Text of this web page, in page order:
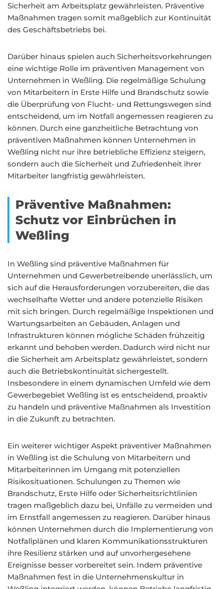
Sicherheit am Arbeitsplatz gewährleisten. Präventive
Maßnahmen tragen somit maßgeblich zur Kontinuität
des Geschäftsbetriebs bei.
Darüber hinaus spielen auch Sicherheitsvorkehrungen
eine wichtige Rolle im präventiven Management von
Unternehmen in Weßling. Die regelmäßige Schulung
von Mitarbeitern in Erste Hilfe und Brandschutz sowie
die Überprüfung von Flucht- und Rettungswegen sind
entscheidend, um im Notfall angemessen reagieren zu
können. Durch eine ganzheitliche Betrachtung von
präventiven Maßnahmen können Unternehmen in
Weßling nicht nur ihre betriebliche Effizienz steigern,
sondern auch die Sicherheit und Zufriedenheit ihrer
Mitarbeiter langfristig gewährleisten.
Präventive Maßnahmen:
Schutz vor Einbrüchen in
Weßling
In Weßling sind präventive Maßnahmen für
Unternehmen und Gewerbetreibende unerlässlich, um
sich auf die Herausforderungen vorzubereiten, die das
wechselhafte Wetter und andere potenzielle Risiken
mit sich bringen. Durch regelmäßige Inspektionen und
Wartungsarbeiten an Gebäuden, Anlagen und
Infrastrukturen können mögliche Schäden frühzeitig
erkannt und behoben werden. Dadurch wird nicht nur
die Sicherheit am Arbeitsplatz gewährleistet, sondern
auch die Betriebskontinuität sichergestellt.
Insbesondere in einem dynamischen Umfeld wie dem
Gewerbegebiet Weßling ist es entscheidend, proaktiv
zu handeln und präventive Maßnahmen als Investition
in die Zukunft zu betrachten.
Ein weiterer wichtiger Aspekt präventiver Maßnahmen
in Weßling ist die Schulung von Mitarbeitern und
Mitarbeiterinnen im Umgang mit potenziellen
Risikosituationen. Schulungen zu Themen wie
Brandschutz, Erste Hilfe oder Sicherheitsrichtlinien
tragen maßgeblich dazu bei, Unfälle zu vermeiden und
im Ernstfall angemessen zu reagieren. Darüber hinaus
können Unternehmen durch die Implementierung von
Notfallplänen und klaren Kommunikationsstrukturen
ihre Resilienz stärken und auf unvorhergesehene
Ereignisse besser vorbereitet sein. Indem präventive
Maßnahmen fest in die Unternehmenskultur in